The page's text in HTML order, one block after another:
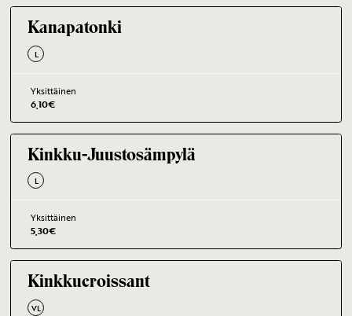
Kanapatonki
L
Yksittäinen
6,10€
Kinkku-Juustosämpylä
L
Yksittäinen
5,30€
Kinkkucroissant
VL